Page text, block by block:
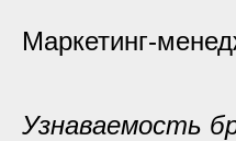
Маркетинг-
Узнаваемость